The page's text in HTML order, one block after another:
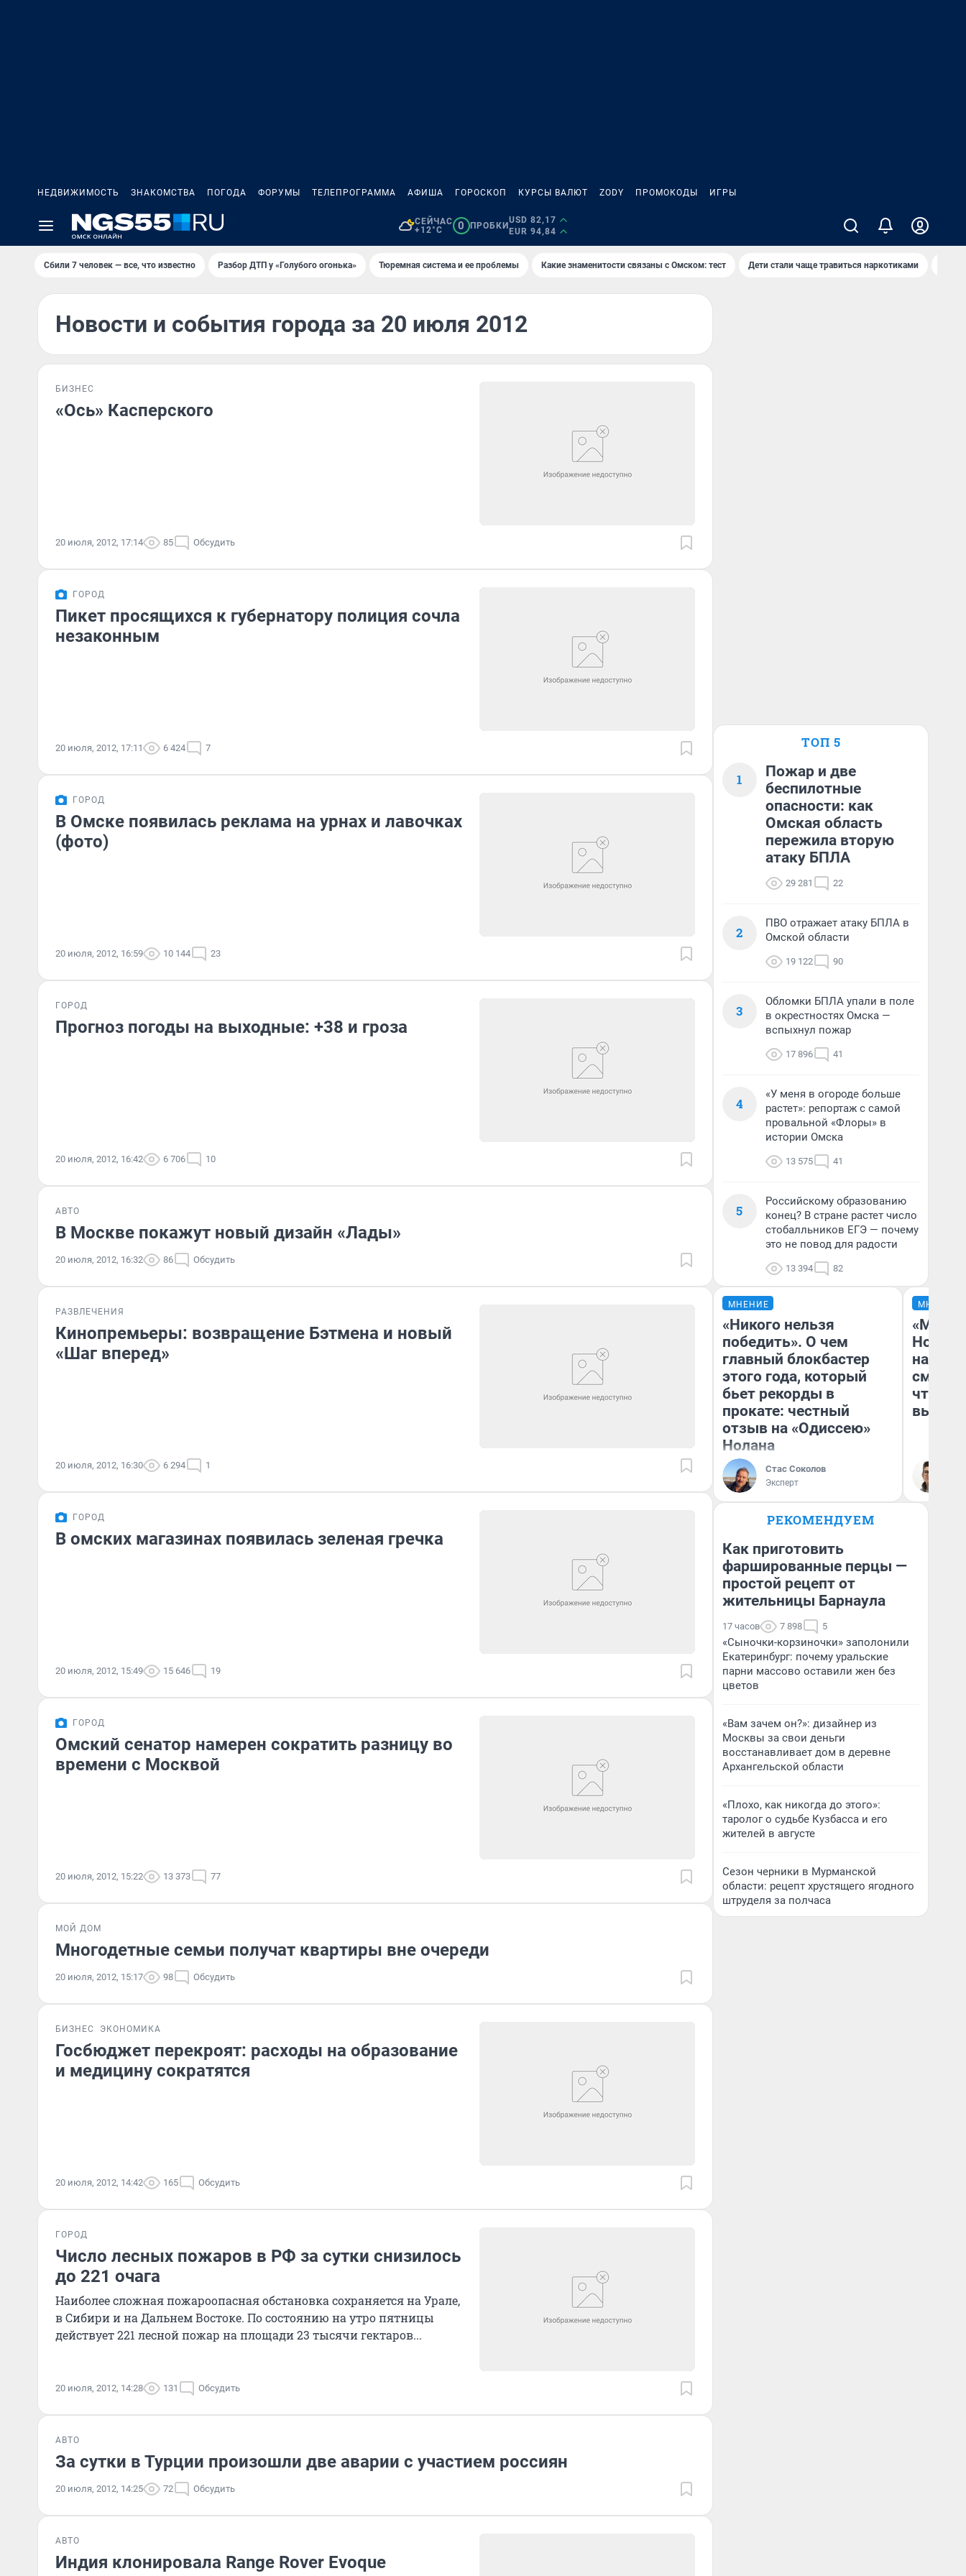
НЕДВИЖИМОСТЬ ЗНАКОМСТВА ПОГОДА ФОРУМЫ ТЕЛЕПРОГРАММА АФИША ГОРОСКОП КУРСЫ ВАЛЮТ ZODY ПРОМОКОДЫ ИГРЫ
СЕЙЧАС
+12°C
0 ПРОБКИ
USD 82,17
EUR 94,84
Сбили 7 человек — все, что известно Разбор ДТП у «Голубого огонька» Тюремная система и ее проблемы Какие знаменитости связаны с Омском: тест Дети стали чаще травиться наркотиками
Новости и события города за 20 июля 2012
БИЗНЕС
«Ось» Касперского
20 июля, 2012, 17:14 85 Обсудить
ГОРОД
Пикет просящихся к губернатору полиция сочла
незаконным
20 июля, 2012, 17:11 6 424 7
ГОРОД
В Омске появилась реклама на урнах и лавочках
(фото)
20 июля, 2012, 16:59 10 144 23
ГОРОД
Прогноз погоды на выходные: +38 и гроза
20 июля, 2012, 16:42 6 706 10
АВТО
В Москве покажут новый дизайн «Лады»
20 июля, 2012, 16:32 86 Обсудить
РАЗВЛЕЧЕНИЯ
Кинопремьеры: возвращение Бэтмена и новый
«Шаг вперед»
20 июля, 2012, 16:30 6 294 1
ГОРОД
В омских магазинах появилась зеленая гречка
20 июля, 2012, 15:49 15 646 19
ГОРОД
Омский сенатор намерен сократить разницу во
времени с Москвой
20 июля, 2012, 15:22 13 373 77
МОЙ ДОМ
Многодетные семьи получат квартиры вне очереди
20 июля, 2012, 15:17 98 Обсудить
БИЗНЕС ЭКОНОМИКА
Госбюджет перекроят: расходы на образование
и медицину сократятся
20 июля, 2012, 14:42 165 Обсудить
ГОРОД
Число лесных пожаров в РФ за сутки снизилось
до 221 очага
Наиболее сложная пожароопасная обстановка сохраняется на Урале,
в Сибири и на Дальнем Востоке. По состоянию на утро пятницы
действует 221 лесной пожар на площади 23 тысячи гектаров...
20 июля, 2012, 14:28 131 Обсудить
АВТО
За сутки в Турции произошли две аварии с участием россиян
20 июля, 2012, 14:25 72 Обсудить
АВТО
Индия клонировала Range Rover Evoque
ТОП 5
1
Пожар и две
беспилотные
опасности: как
Омская область
пережила вторую
атаку БПЛА
29 281 22
2
ПВО отражает атаку БПЛА в
Омской области
19 122 90
3
Обломки БПЛА упали в поле
в окрестностях Омска —
вспыхнул пожар
17 896 41
4
«У меня в огороде больше
растет»: репортаж с самой
провальной «Флоры» в
истории Омска
13 575 41
5
Российскому образованию
конец? В стране растет число
стобалльников ЕГЭ — почему
это не повод для радости
13 394 82
МНЕНИЕ
«Никого нельзя
победить». О чем
главный блокбастер
этого года, который
бьет рекорды в
прокате: честный
отзыв на «Одиссею»
Нолана
Стас Соколов
Эксперт
МНЕНИЕ
«Мы
чтобы
РЕКОМЕНДУЕМ
Как приготовить
фаршированные перцы —
простой рецепт от
жительницы Барнаула
17 часов 7 898 5
«Сыночки-корзиночки» заполонили
Екатеринбург: почему уральские
парни массово оставили жен без
цветов
«Вам зачем он?»: дизайнер из
Москвы за свои деньги
восстанавливает дом в деревне
Архангельской области
«Плохо, как никогда до этого»:
таролог о судьбе Кузбасса и его
жителей в августе
Сезон черники в Мурманской
области: рецепт хрустящего ягодного
штруделя за полчаса